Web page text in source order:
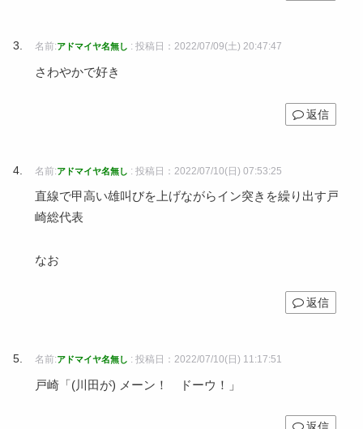
名前:アドマイヤ名無し : 投稿日：2022/07/09(土) 20:47:47
さわやかで好き
返信
名前:アドマイヤ名無し : 投稿日：2022/07/10(日) 07:53:25
直線で甲高い雄叫びを上げながらイン突きを繰り出す戸
崎総代表
なお
返信
名前:アドマイヤ名無し : 投稿日：2022/07/10(日) 11:17:51
戸崎「(川田が) メーン！ ドーウ！」